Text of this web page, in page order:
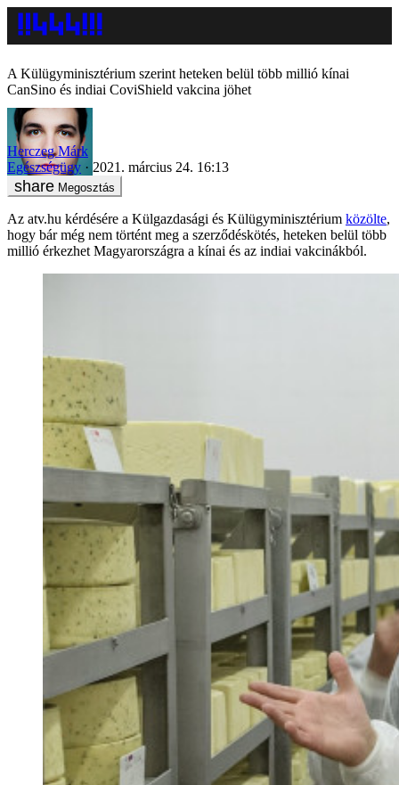
A Külügyminisztérium szerint heteken belül több millió kínai
CanSino és indiai CoviShield vakcina jöhet
Herczeg Márk
Egészségügy
2021. március 24. 16:13
Megosztás
Az atv.hu kérdésére a Külgazdasági és Külügyminisztérium közölte,
hogy bár még nem történt meg a szerződéskötés, heteken belül több
millió érkezhet Magyarországra a kínai és az indiai vakcinákból.